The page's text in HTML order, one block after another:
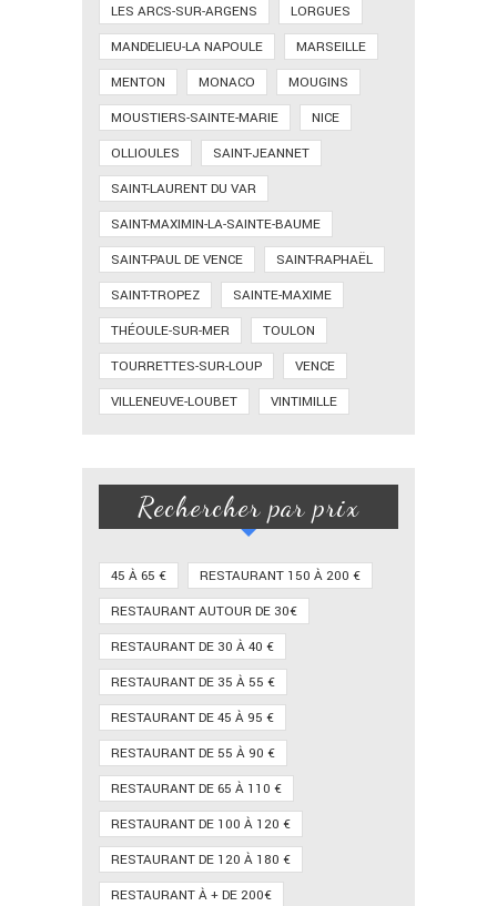
LES ARCS-SUR-ARGENS
LORGUES
MANDELIEU-LA NAPOULE
MARSEILLE
MENTON
MONACO
MOUGINS
MOUSTIERS-SAINTE-MARIE
NICE
OLLIOULES
SAINT-JEANNET
SAINT-LAURENT DU VAR
SAINT-MAXIMIN-LA-SAINTE-BAUME
SAINT-PAUL DE VENCE
SAINT-RAPHAËL
SAINT-TROPEZ
SAINTE-MAXIME
THÉOULE-SUR-MER
TOULON
TOURRETTES-SUR-LOUP
VENCE
VILLENEUVE-LOUBET
VINTIMILLE
Rechercher par prix
45 À 65 €
RESTAURANT 150 À 200 €
RESTAURANT AUTOUR DE 30€
RESTAURANT DE 30 À 40 €
RESTAURANT DE 35 À 55 €
RESTAURANT DE 45 À 95 €
RESTAURANT DE 55 À 90 €
RESTAURANT DE 65 À 110 €
RESTAURANT DE 100 À 120 €
RESTAURANT DE 120 À 180 €
RESTAURANT À + DE 200€